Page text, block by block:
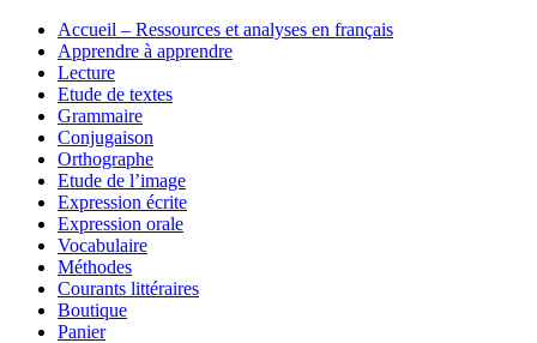
Aller
contenu
Accueil – Ressources et analyses en français
Apprendre à apprendre
Lecture
Etude de textes
Grammaire
Conjugaison
Orthographe
Etude de l’image
Expression écrite
Expression orale
Vocabulaire
Méthodes
Courants littéraires
Boutique
Panier